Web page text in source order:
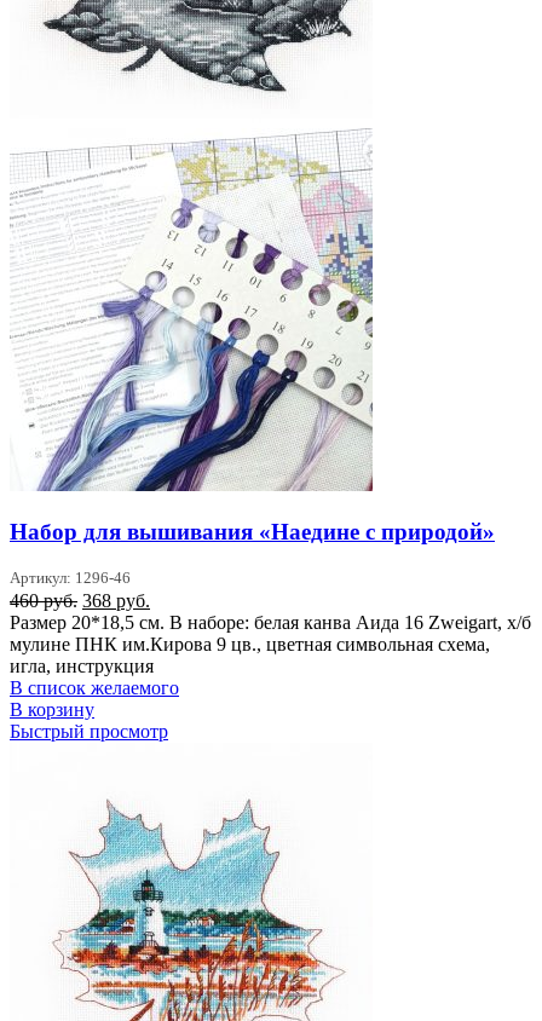
Набор для вышивания «Наедине с природой»
Артикул: 1296-46
460руб. Первоначальная
цена
составляла
460 руб..
368 руб.
цена:
368 руб..
Размер 20*18,5 см. В наборе: белая канва Аида 16 Zweigart, х/б
мулине ПНК им.Кирова 9 цв., цветная символьная схема,
игла, инструкция
В список желаемого
В корзину
Быстрый просмотр